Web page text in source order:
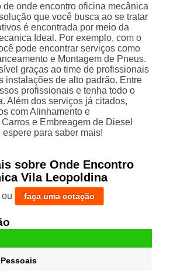
de onde encontro oficina mecânica
que você busca ao se tratar
é encontrada por meio da
Ideal. Por exemplo, com o
pode encontrar serviços como
e Montagem de Pneus.
graças ao time de profissionais
instalações de alto padrão. Entre
profissionais e tenha todo o
Além dos serviços já citados,
com Alinhamento e
e Embreagem de Diesel
espere para saber mais!
sobre Onde Encontro
Vila Leopoldina
ou faça uma cotação